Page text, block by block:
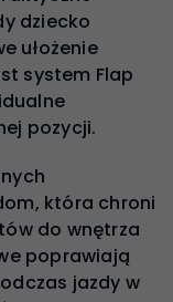
dziecko
ułożenie
system Flap
pozycji.
która chroni
do wnętrza
poprawiają
jazdy w